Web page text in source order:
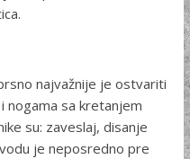
najvažnije je ostvariti
nogama sa kretanjem
su: zaveslaj, disanje
je neposredno pre